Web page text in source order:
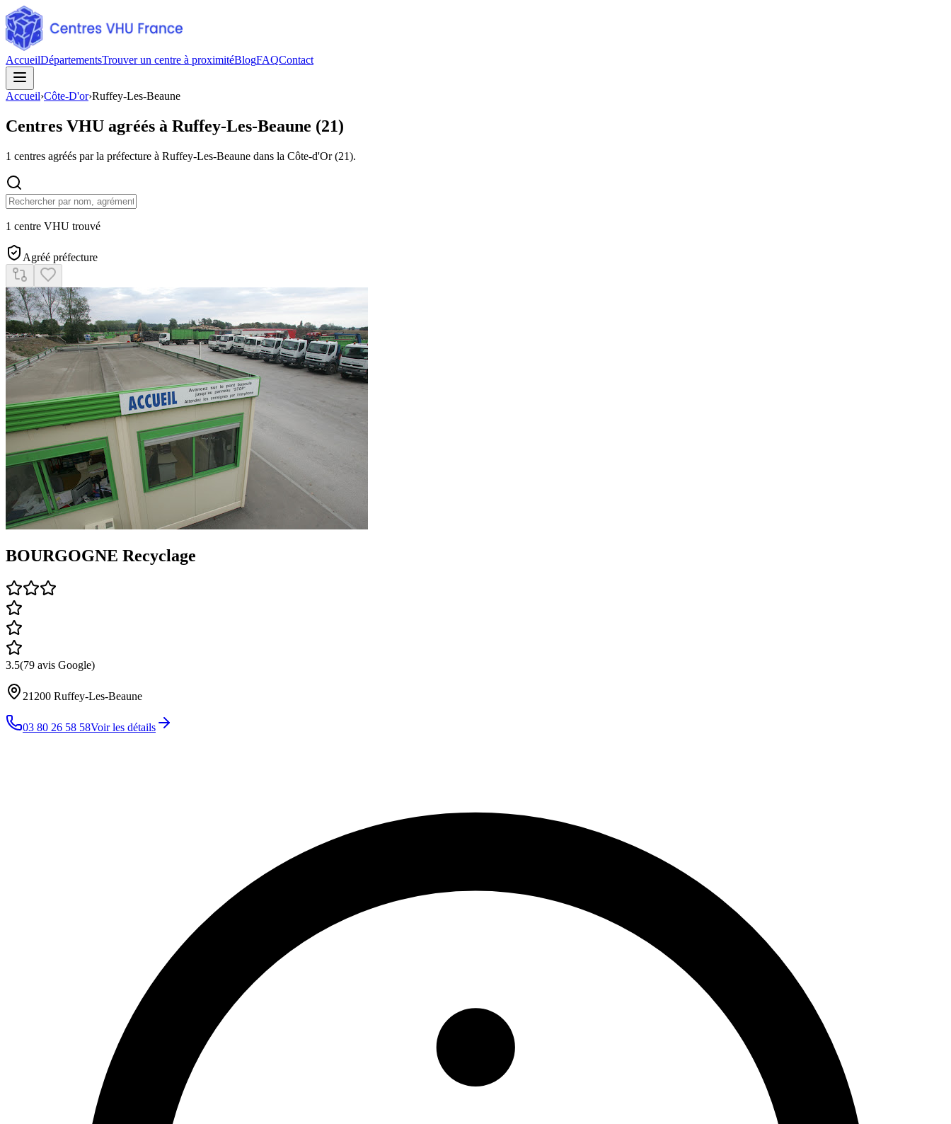
AccueilDépartementsTrouver un centre à proximitéBlogFAQContact
Accueil›Côte-D'or›Ruffey-Les-Beaune
Centres VHU agréés à Ruffey-Les-Beaune (21)
1 centres agréés par la préfecture à Ruffey-Les-Beaune dans la Côte-d'Or (21).
1 centre VHU trouvé
Agréé préfecture
BOURGOGNE Recyclage
3.5(79 avis Google)
21200 Ruffey-Les-Beaune
03 80 26 58 58Voir les détails